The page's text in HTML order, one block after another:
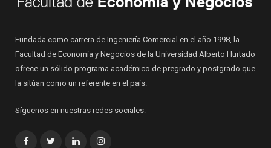
Fundada como carrera de Ingeniería Comercial en el año 1998, la
Facultad de Economía y Negocios de la Universidad Alberto Hurtado
ofrece un sólido programa académico de pregrado y postgrado que
la sitúan como un referente en el país.
Síguenos en nuestras redes sociales:
FacebookTwitterLinkedInInstagram